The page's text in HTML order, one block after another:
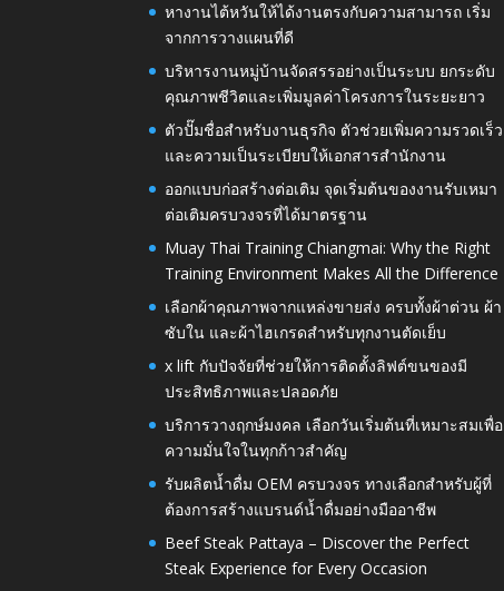
หางานไต้หวันให้ได้งานตรงกับความสามารถ เริ่ม
จากการวางแผนที่ดี
บริหารงานหมู่บ้านจัดสรรอย่างเป็นระบบ ยกระดับ
คุณภาพชีวิตและเพิ่มมูลค่าโครงการในระยะยาว
ตัวปั๊มชื่อสำหรับงานธุรกิจ ตัวช่วยเพิ่มความรวดเร็ว
และความเป็นระเบียบให้เอกสารสำนักงาน
ออกแบบก่อสร้างต่อเติม จุดเริ่มต้นของงานรับเหมา
ต่อเติมครบวงจรที่ได้มาตรฐาน
Muay Thai Training Chiangmai: Why the Right
Training Environment Makes All the Difference
เลือกผ้าคุณภาพจากแหล่งขายส่ง ครบทั้งผ้าต่วน ผ้า
ซับใน และผ้าไฮเกรดสำหรับทุกงานตัดเย็บ
x lift กับปัจจัยที่ช่วยให้การติดตั้งลิฟต์ขนของมี
ประสิทธิภาพและปลอดภัย
บริการวางฤกษ์มงคล เลือกวันเริ่มต้นที่เหมาะสมเพื่อ
ความมั่นใจในทุกก้าวสำคัญ
รับผลิตน้ำดื่ม OEM ครบวงจร ทางเลือกสำหรับผู้ที่
ต้องการสร้างแบรนด์น้ำดื่มอย่างมืออาชีพ
Beef Steak Pattaya – Discover the Perfect
Steak Experience for Every Occasion